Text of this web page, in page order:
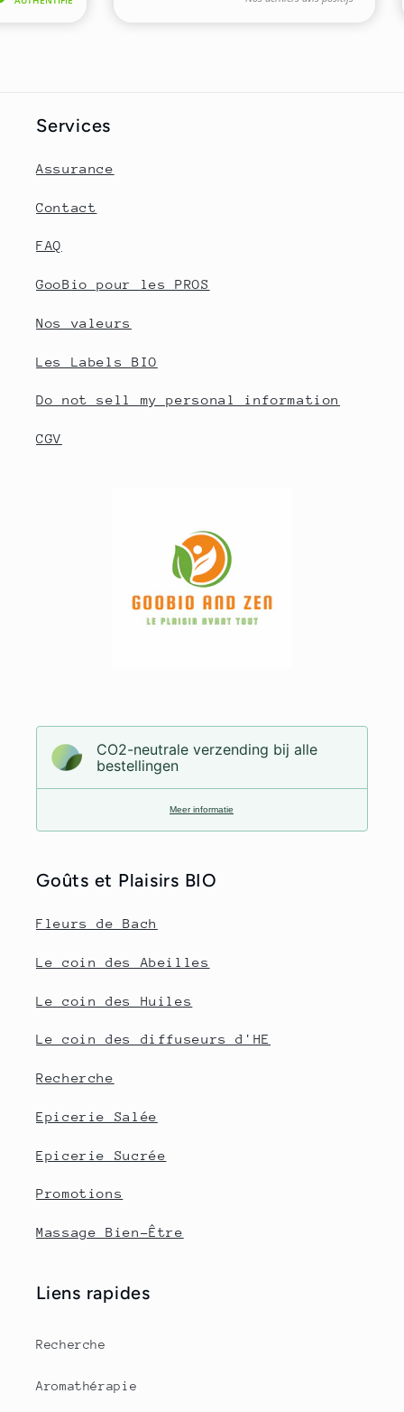
Services
Assurance
Contact
FAQ
GooBio pour les PROS
Nos valeurs
Les Labels BIO
Do not sell my personal information
CGV
CO2-neutrale verzending bij alle
bestellingen
Meer informatie
Goûts et Plaisirs BIO
Fleurs de Bach
Le coin des Abeilles
Le coin des Huiles
Le coin des diffuseurs d'HE
Recherche
Epicerie Salée
Epicerie Sucrée
Promotions
Massage Bien-Être
Liens rapides
Recherche
Aromathérapie